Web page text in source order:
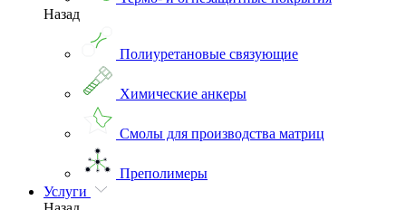
Назад
Полиуретановые связующие
Химические анкеры
Смолы для производства матриц
Преполимеры
Услуги